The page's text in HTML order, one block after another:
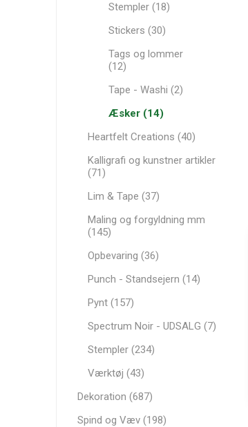
Stempler (18)
Stickers (30)
Tags og lommer
(12)
Tape - Washi (2)
Æsker (14)
Heartfelt Creations (40)
Kalligrafi og kunstner artikler
(71)
Lim & Tape (37)
Maling og forgyldning mm
(145)
Opbevaring (36)
Punch - Standsejern (14)
Pynt (157)
Spectrum Noir - UDSALG (7)
Stempler (234)
Værktøj (43)
Dekoration (687)
Spind og Væv (198)